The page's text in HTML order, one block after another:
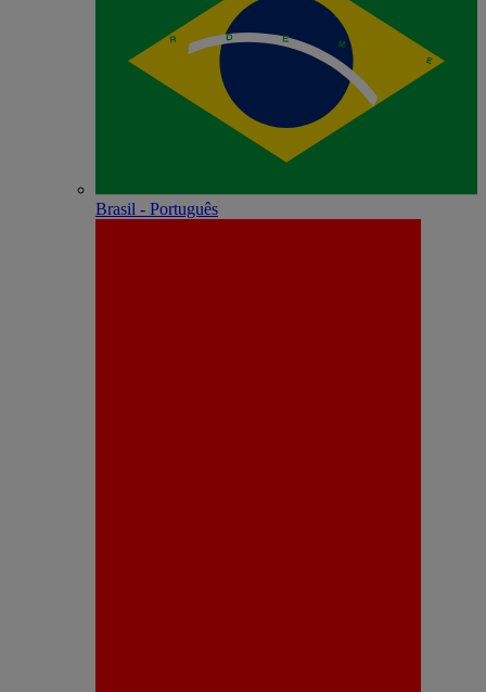
Brasil - Português